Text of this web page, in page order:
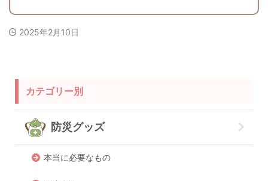
2025年2月10日
カテゴリー別
防災グッズ
本当に必要なもの